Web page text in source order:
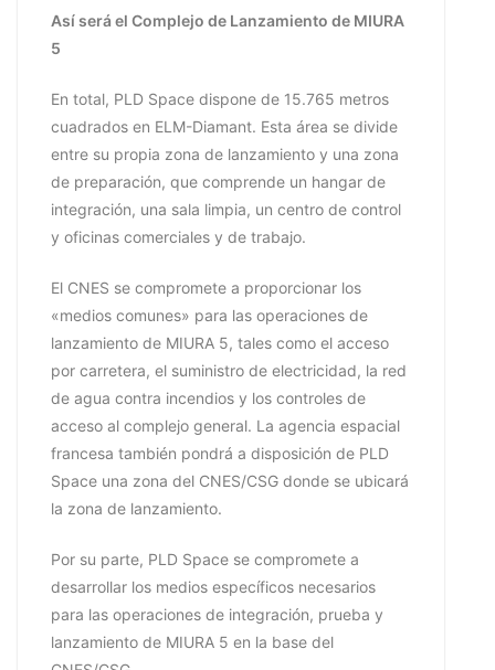
Así será el Complejo de Lanzamiento de MIURA
5
En total, PLD Space dispone de 15.765 metros
cuadrados en ELM-Diamant. Esta área se divide
entre su propia zona de lanzamiento y una zona
de preparación, que comprende un hangar de
integración, una sala limpia, un centro de control
y oficinas comerciales y de trabajo.
El CNES se compromete a proporcionar los
«medios comunes» para las operaciones de
lanzamiento de MIURA 5, tales como el acceso
por carretera, el suministro de electricidad, la red
de agua contra incendios y los controles de
acceso al complejo general. La agencia espacial
francesa también pondrá a disposición de PLD
Space una zona del CNES/CSG donde se ubicará
la zona de lanzamiento.
Por su parte, PLD Space se compromete a
desarrollar los medios específicos necesarios
para las operaciones de integración, prueba y
lanzamiento de MIURA 5 en la base del